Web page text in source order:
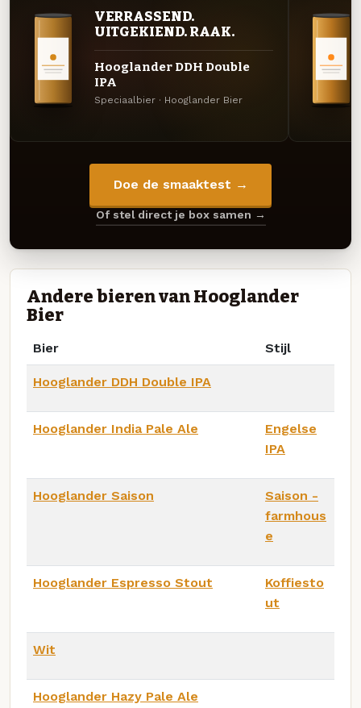
VERRASSEND.
UITGEKIEND. RAAK.
Hooglander DDH Double
IPA
Speciaalbier · Hooglander Bier
Doe de smaaktest →
Of stel direct je box samen →
Andere bieren van Hooglander
Bier
Bier Stijl
Hooglander DDH Double IPA
Hooglander India Pale Ale
Engelse
IPA
Hooglander Saison
Saison -
farmhous
e
Hooglander Espresso Stout
Koffiesto
ut
Wit
Hooglander Hazy Pale Ale